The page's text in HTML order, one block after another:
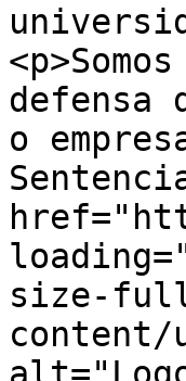
defensa
o
size-
content/